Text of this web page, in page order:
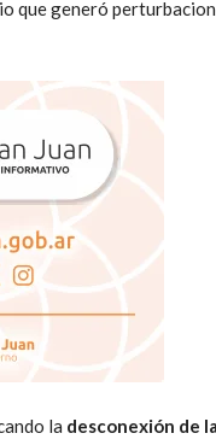
que generó
la desconexión de